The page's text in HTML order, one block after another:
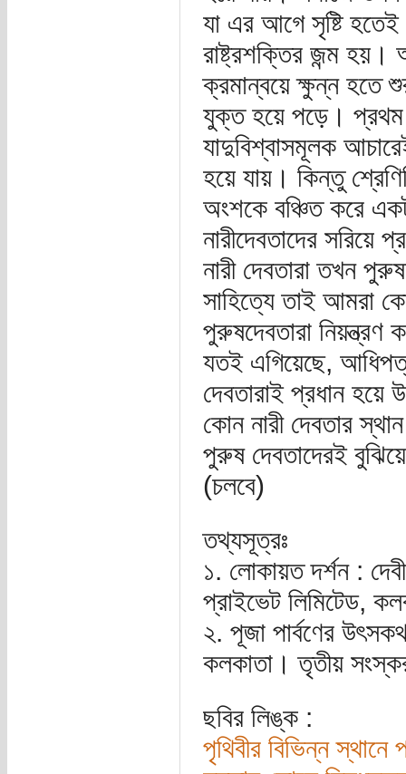
যা এর আগে সৃষ্টি
রাষ্ট্রশক্তির জন্ম
ক্রমান্বয়ে ক্ষুন্ন হতে
যুক্ত হয়ে পড়ে। প্রথম
যাদুবিশ্বাসমূলক
হয়ে যায়। কিন্তু
অংশকে বঞ্চিত করে
নারীদেবতাদের
নারী দেবতারা তখন
সাহিত্যে তাই আমরা
পুরুষদেবতারা নিয়ন্ত্রণ
যতই এগিয়েছে,
দেবতারাই প্রধান হয়ে
কোন নারী দেবতার
পুরুষ দেবতাদেরই
(চলবে)
তথ্যসূত্রঃ
১. লোকায়ত দর্শন :
প্রাইভেট লিমিটেড,
২. পূজা পার্বণের
কলকাতা। তৃতীয়
ছবির লিঙ্ক :
পৃথিবীর বিভিন্ন স্থানে